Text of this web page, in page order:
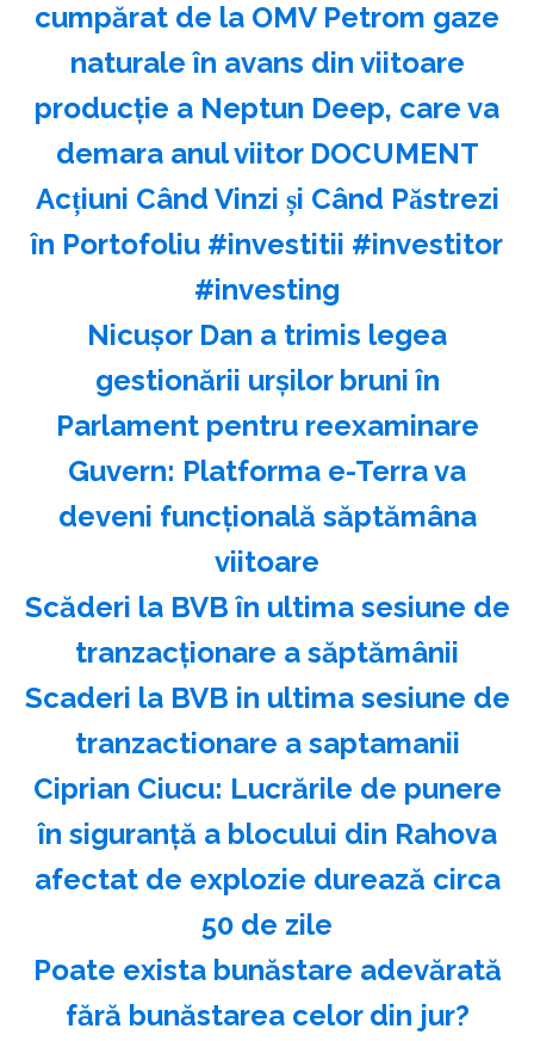
cumpărat de la OMV Petrom gaze
naturale în avans din viitoare
producție a Neptun Deep, care va
demara anul viitor DOCUMENT
Acțiuni Când Vinzi și Când Păstrezi
în Portofoliu #investitii #investitor
#investing
Nicuşor Dan a trimis legea
gestionării urşilor bruni în
Parlament pentru reexaminare
Guvern: Platforma e-Terra va
deveni funcţională săptămâna
viitoare
Scăderi la BVB în ultima sesiune de
tranzacţionare a săptămânii
Scaderi la BVB in ultima sesiune de
tranzactionare a saptamanii
Ciprian Ciucu: Lucrările de punere
în siguranţă a blocului din Rahova
afectat de explozie durează circa
50 de zile
Poate exista bunăstare adevărată
fără bunăstarea celor din jur?